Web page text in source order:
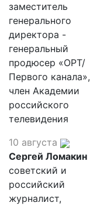
заместитель
генерального
директора -
генеральный
продюсер «ОРТ/
Первого канала»,
член Академии
российского
телевидения
10 августа
Сергей Ломакин
советский и
российский
журналист,